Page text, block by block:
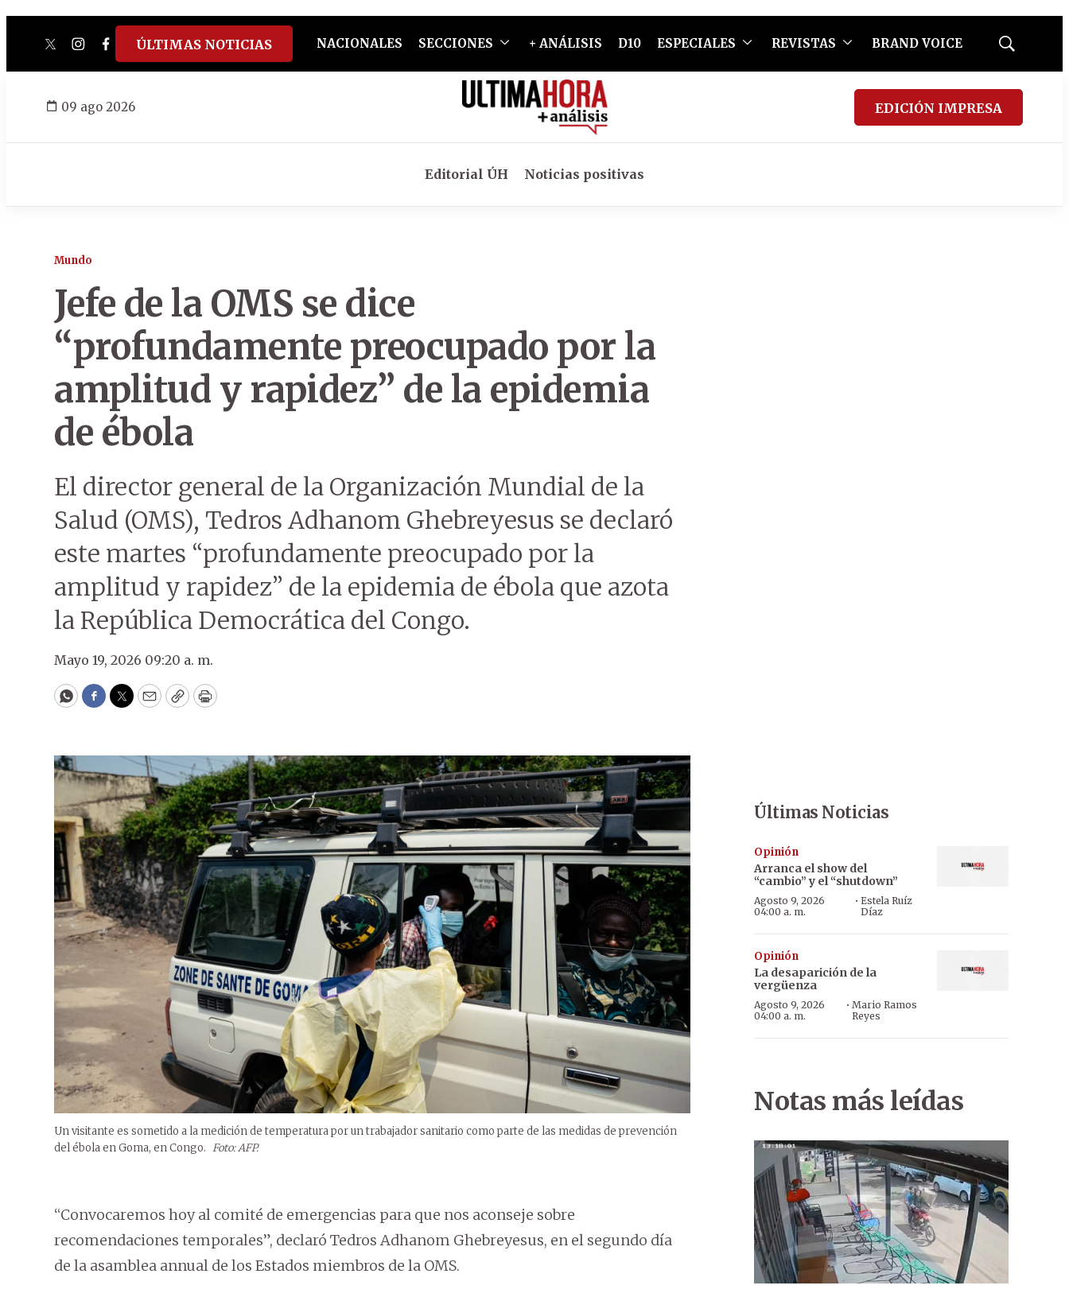
twitterinstagram
facebook
tiktokyoutube
spotify
ÚLTIMAS NOTICIAS NACIONALES SECCIONES + ANÁLISIS D10 ESPECIALES REVISTAS BRAND VOICE
Mostrar
09 ago 2026 EDICIÓN IMPRESA
Editorial ÚH Noticias positivas
Mundo
Jefe de la OMS se dice
“profundamente preocupado por la
amplitud y rapidez” de la epidemia
de ébola
El director general de la Organización Mundial de la
Salud (OMS), Tedros Adhanom Ghebreyesus se declaró
este martes “profundamente preocupado por la
amplitud y rapidez” de la epidemia de ébola que azota
la República Democrática del Congo.
Mayo 19, 2026 09:20 a. m.
WhatsApp
Facebook
Twitter
EmailCopyPrint
Un visitante es sometido a la medición de temperatura por un trabajador sanitario como parte de las medidas de prevención
del ébola en Goma, en Congo. Foto: AFP.
“Convocaremos hoy al comité de emergencias para que nos aconseje sobre
recomendaciones temporales”, declaró Tedros Adhanom Ghebreyesus, en el segundo día
de la asamblea annual de los Estados miembros de la OMS.
Últimas Noticias
Opinión
Arranca el show del
“cambio” y el “shutdown”
Agosto 9, 2026
04:00 a. m.
·Estela Ruíz
Díaz
Opinión
La desaparición de la
vergüenza
Agosto 9, 2026
04:00 a. m.
· Mario Ramos
Reyes
Notas más leídas